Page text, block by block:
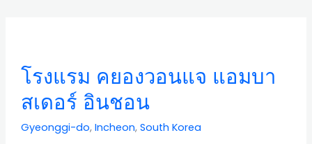
โรงแรม คยองวอนแจ แอมบา
สเดอร์ อินชอน
Gyeonggi-do, Incheon, South Korea
วอน
แอม
บา